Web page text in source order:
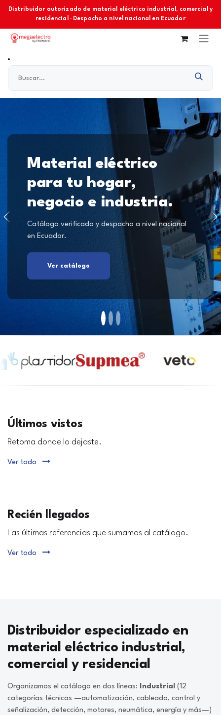
Ir al contenido
Distribuidor autorizado de material eléctrico industrial, comercial y
residencial · Despacho a nivel nacional en Ecuador
Material eléctrico
para tu hogar,
negocio e industria.
Catálogo verificado y despacho a nivel nacional
en Ecuador.
Ver catálogo
Últimos vistos
Retoma donde lo dejaste.
Ver todo
Recién llegados
Las últimas referencias que sumamos al catálogo.
Ver todo
Distribuidor especializado en
material eléctrico industrial,
comercial y residencial
Organizamos el catálogo en dos líneas: Industrial (12
categorías técnicas —automatización, cableado, control y
señalización, detección, motores, neumática, energía y más—)